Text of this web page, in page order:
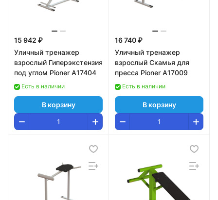
15 942 ₽
Уличный тренажер
взрослый Гиперэкстензия
под углом Pioner A17404
Есть в наличии
В корзину
16 740 ₽
Уличный тренажер
взрослый Скамья для
пресса Pioner A17009
Есть в наличии
В корзину